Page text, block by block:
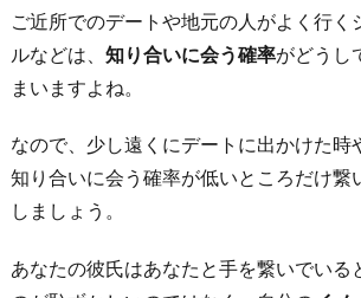
れ
な
い
う
に
工
す
ご近所でのデートや地元の人がよく行く
ルなどは、 知り合いに会う確率がどうし
まいますよね。
なので、少し遠くにデートに出かけた時
知り合いに会う確率が低いところだけ繋
しましょう。
あなたの彼氏はあなたと手を繋いでいる